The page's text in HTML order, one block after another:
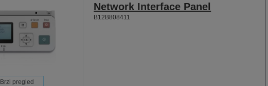
Brzi pregled
Network Interface Panel
B12B808411